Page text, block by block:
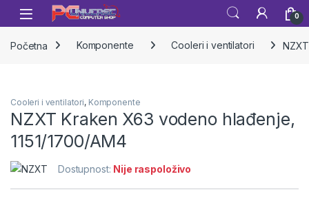
Skip to navigation
Skip to content
Open 0
Početna Komponente Cooleri i ventilatori
Cooleri i ventilatori, Komponente
NZXT Kraken X63 vodeno hlađenje,
1151/1700/AM4
Dostupnost: Nije raspoloživo